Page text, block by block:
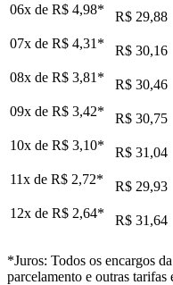
06x de R$ 4,98*
R$ 29,88
07x de R$ 4,31 *
R$ 30,16
08x de R$ 3,81 *
R$ 30,46
09x de R$ 3,42*
R$ 30,75
10x de R$ 3,10*
R$ 31,04
11x de R$ 2,72*
R$ 29,93
12x de R$ 2,64* R$ 31,64
*Juros: Todos os encargos
parcelamento e outras tarifas